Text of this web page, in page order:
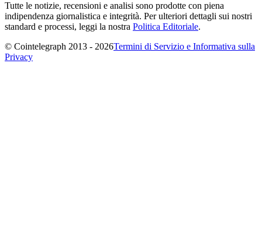
Tutte le notizie, recensioni e analisi sono prodotte con piena
indipendenza giornalistica e integrità. Per ulteriori dettagli sui nostri
standard e processi, leggi la nostra Politica Editoriale.
© Cointelegraph 2013 - 2026Termini di Servizio e Informativa sulla
Privacy